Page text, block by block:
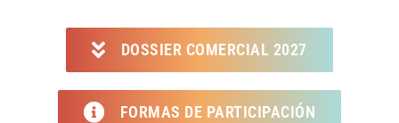
DOSSIER COMERCIAL 2027
FORMAS DE PARTICIPACIÓN